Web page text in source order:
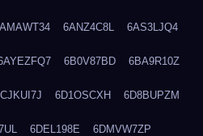
6ANZ4C8L 6AS3LJQ4
6B0V87BD 6BA9R10Z
6D1OSCXH 6D8BUPZM
6DEL198E 6DMVW7ZP